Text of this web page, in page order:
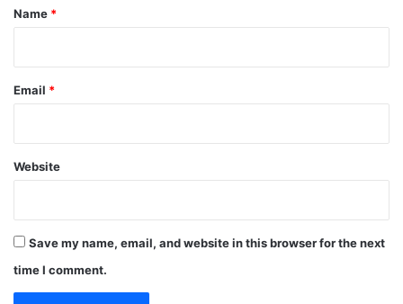
*
Name *
Email *
Website
Save my name, email, and website in this browser for the next
time I comment.